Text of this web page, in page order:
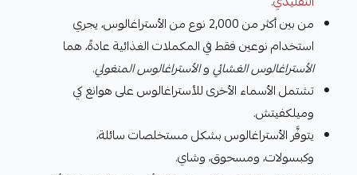
من بين أكثر من 2,000 نوع من الأستراغالوس، يجري
استخدام نوعين فقط في المكملات الغذائية عادةً، هما
الأستراغالوس الغشائيوالأستراغالوس المنغولي.
تشتمل الأسماء الأخرى للأستراغالوس على هوانغ كي
وميلكفيتش.
يتوفَّر الأستراغالوس بشكل مستخلصات سائلة،
وكبسولات، ومسحوق، وشاي.